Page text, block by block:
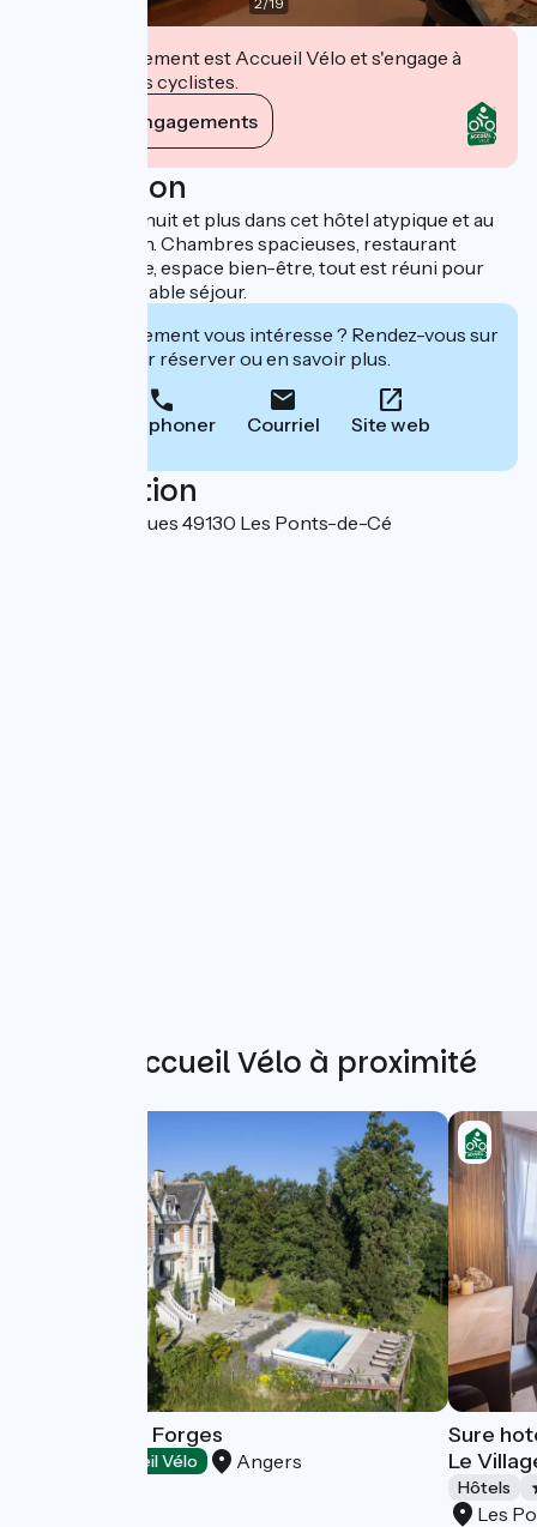
Cet établissement est Accueil Vélo et s'engage à
accueillir des cyclistes.
Voir ses engagements
Description
Profitez d’une nuit et plus dans cet hôtel atypique et au
charme certain. Chambres spacieuses, restaurant
gastronomique, espace bien-être, tout est réuni pour
passer un agréable séjour.
Cet établissement vous intéresse ? Rendez-vous sur
leur site pour réserver ou en savoir plus.
Téléphoner Courriel Site web
Localisation
10 port des Noues 49130 Les Ponts-de-Cé
Autres Accueil Vélo à proximité
Château des Forges
Accueil Vélo Angers
Sure
Le
Hôtels
Les